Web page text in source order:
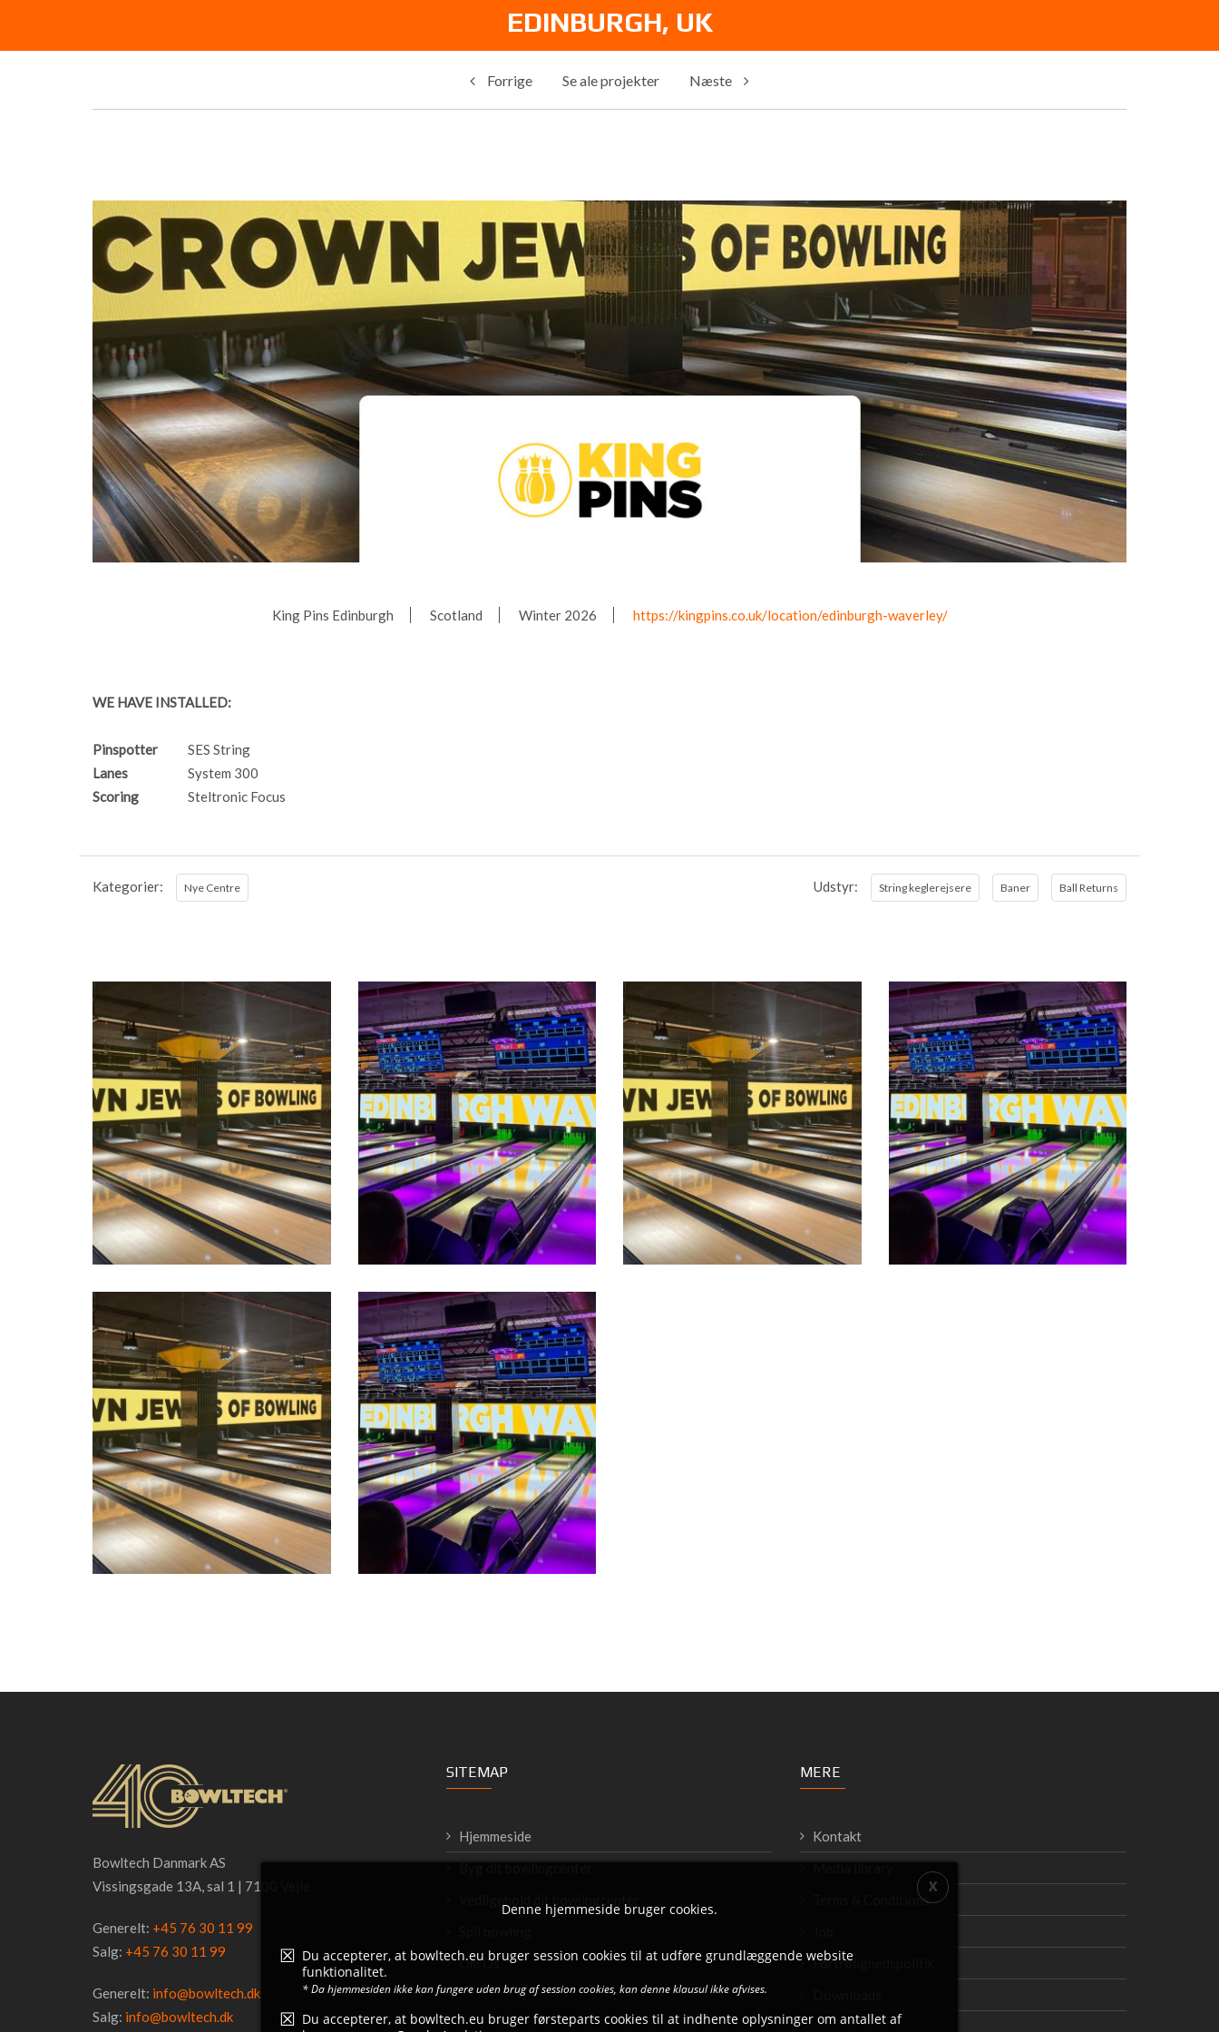
EDINBURGH, UK
Forrige Se ale projekter Næste
King Pins Edinburgh Scotland Winter 2026 https://kingpins.co.uk/location/edinburgh-waverley/
WE HAVE INSTALLED:
Pinspotter SES String
Lanes
System 300
Scoring
Steltronic Focus
Kategorier: Nye Centre Udstyr: String keglerejsere Baner Ball Returns
Bowltech Danmark AS
Vissingsgade 13A, sal 1 | 7100 Vejle
Generelt: +45 76 30 11 99
Salg: +45 76 30 11 99
Generelt: info@bowltech.dk
Salg: info@bowltech.dk
SITEMAP
Hjemmeside
Om Os
MERE
Kontakt
Terms & Conditions
Fortrolighedspolitik
Denne hjemmeside bruger cookies.
Du accepterer, at bowltech.eu bruger session cookies til at udføre grundlæggende website
funktionalitet.
* Da hjemmesiden ikke kan fungere uden brug af session cookies, kan denne klausul ikke afvises.
Du accepterer, at bowltech.eu bruger førsteparts cookies til at indhente oplysninger om antallet af